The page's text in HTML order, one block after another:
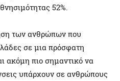
52%.
των ανθρώπων που
σε μια πρόσφατη
ακόμη πιο σημαντικό να
υπάρχουν σε ανθρώπους